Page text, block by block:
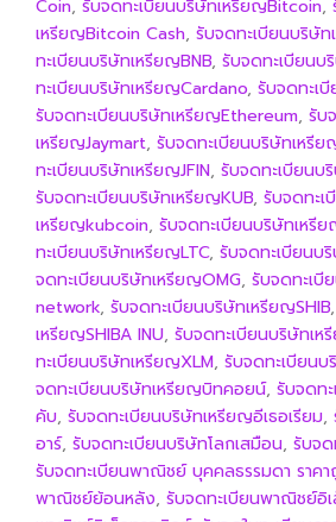
Coin, รับจดทะเบียนบริษัทเหรียญBitcoin,
เหรียญBitcoin Cash, รับจดทะเบียนบริษั
ทะเบียนบริษัทเหรียญBNB, รับจดทะเบียนบ
ทะเบียนบริษัทเหรียญCardano, รับจดทะเ
รับจดทะเบียนบริษัทเหรียญEthereum, รับ
เหรียญJaymart, รับจดทะเบียนบริษัทเหรี
ทะเบียนบริษัทเหรียญJFIN, รับจดทะเบียนบ
รับจดทะเบียนบริษัทเหรียญKUB, รับจดทะ
เหรียญkubcoin, รับจดทะเบียนบริษัทเหรี
ทะเบียนบริษัทเหรียญLTC, รับจดทะเบียนบ
จดทะเบียนบริษัทเหรียญOMG, รับจดทะเบี
network, รับจดทะเบียนบริษัทเหรียญSHIB,
เหรียญSHIBA INU, รับจดทะเบียนบริษัทเห
ทะเบียนบริษัทเหรียญXLM, รับจดทะเบียน
จดทะเบียนบริษัทเหรียญบิทคอยน์, รับจดท
คับ, รับจดทะเบียนบริษัทเหรียญอีเธอเรียม,
อาร์, รับจดทะเบียนบริษัทโลกเสมือน, รับจ
รับจดทะเบียนพาณิชย์ บุคคลธรรมดา ราคา
พาณิชย์ย้อนหลัง, รับจดทะเบียนพาณิชย์อิ